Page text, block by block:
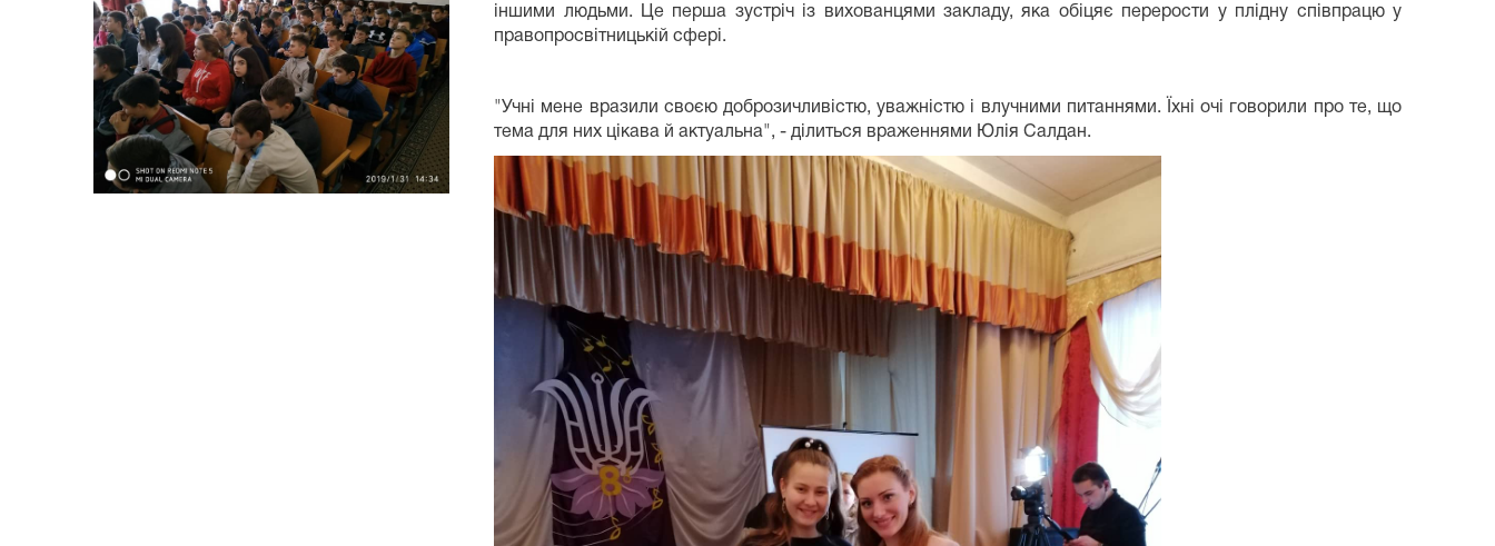
іншими людьми. Це перша зустріч із вихованцями закладу, яка обіцяє перерости у плідну співпрацю у
правопросвітницькій сфері.
"Учні мене вразили своєю доброзичливістю, уважністю і влучними питаннями. Їхні очі говорили про те, що
тема для них цікава й актуальна", - ділиться враженнями Юлія Салдан.